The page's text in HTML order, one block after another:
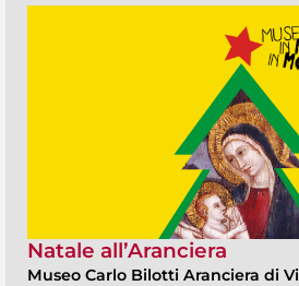
Natale all’Aranciera
Museo Carlo Bilotti Aranciera di